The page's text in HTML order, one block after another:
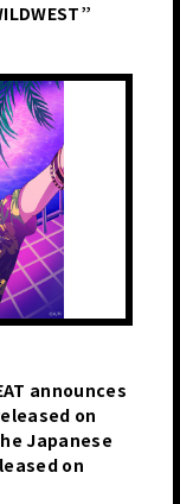
announces
on
Japanese
on